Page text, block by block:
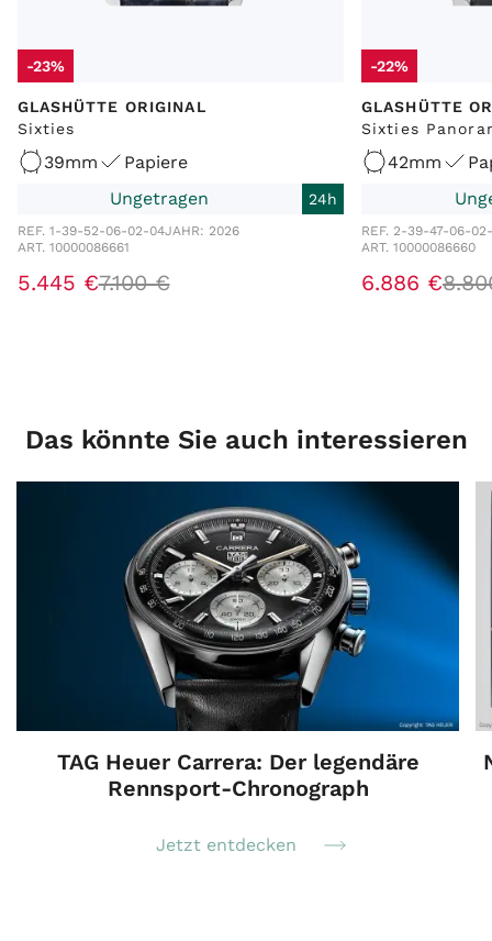
-23%
GLASHÜTTE ORIGINAL
Sixties
39mm
Papiere
Ungetragen
24h
REF. 1-39-52-06-02-04JAHR: 2026
ART. 10000086661
5.445 €7.100 €
-22%
GLASHÜTTE
Sixties
42mm
REF. 2-39-47-06-
ART. 10000086660
6.886 €
Das könnte Sie auch interessieren
TAG Heuer Carrera: Der legendäre
Rennsport-Chronograph
Jetzt entdecken